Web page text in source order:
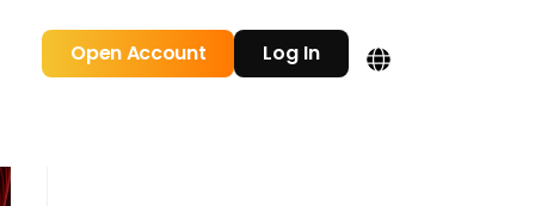
Open Account Log In